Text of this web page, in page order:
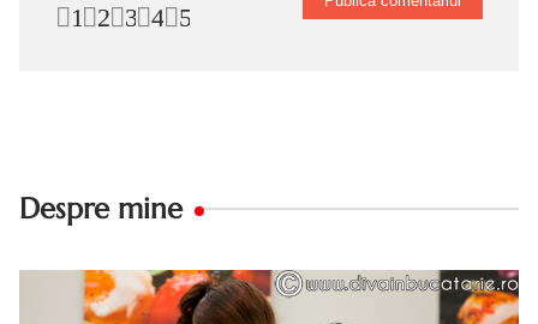
5
4
3
2
1
Despre mine